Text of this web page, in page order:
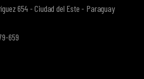
654 - Ciudad del Este - Paraguay
659